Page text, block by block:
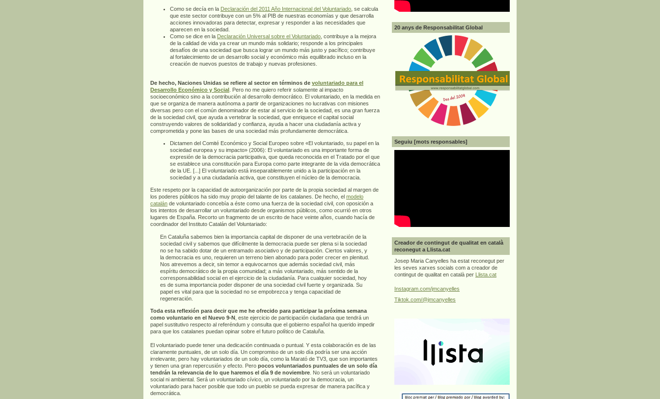
Como se decía en la Declaración del 2011 Año Internacional del Voluntariado , se calcula
que este sector contribuye con un 5% al PIB de nuestras economías y que desarrolla
acciones innovadoras para detectar, expresar y responder a las necesidades que
aparecen en la sociedad.
Como se dice en la Declaración Universal sobre el Voluntariado , contribuye a la mejora
de la calidad de vida ya crear un mundo más solidario; responde a los principales
desafíos de una sociedad que busca lograr un mundo más justo y pacífico; contribuye
al fortalecimiento de un desarrollo social y económico más equilibrado incluso en la
creación de nuevos puestos de trabajo y nuevas profesiones.
De hecho, Naciones Unidas se refiere al sector en términos de voluntariado para el
Desarrollo Económico y Social . Pero no me quiero referir solamente al impacto
socioeconómico sino a la contribución al desarrollo democrático. El voluntariado, en la medida en
que se organiza de manera autónoma a partir de organizaciones no lucrativas con misiones
diversas pero con el común denominador de estar al servicio de la sociedad, es una gran fuerza
de la sociedad civil, que ayuda a vertebrar la sociedad, que enriquece el capital social
construyendo valores de solidaridad y confianza, ayuda a hacer una ciudadanía activa y
comprometida y pone las bases de una sociedad más profundamente democrática.
Dictamen del Comité Económico y Social Europeo sobre «El voluntariado, su papel en la
sociedad europea y su impacto» (2006): El voluntariado es una importante forma de
expresión de la democracia participativa, que queda reconocida en el Tratado por el que
se establece una constitución para Europa como parte integrante de la vida democrática
de la UE. [...] El voluntariado está inseparablemente unido a la participación en la
sociedad y a una ciudadanía activa, que constituyen el núcleo de la democracia.
Este respeto por la capacidad de autoorganización por parte de la propia sociedad al margen de
los poderes públicos ha sido muy propio del talante de los catalanes. De hecho, el modelo
catalán de voluntariado concebía a éste como una fuerza de la sociedad civil, con oposición a
los intentos de desarrollar un voluntariado desde organismos públicos, como ocurrió en otros
lugares de España. Recorto un fragmento de un escrito de hace veinte años, cuando hacía de
coordinador del Instituto Catalán del Voluntariado:
En Cataluña sabemos bien la importancia capital de disponer de una vertebración de la
sociedad civil y sabemos que difícilmente la democracia puede ser plena si la sociedad
no se ha sabido dotar de un entramado asociativo y de participación. Ciertos valores, y
la democracia es uno, requieren un terreno bien abonado para poder crecer en plenitud.
Nos atrevemos a decir, sin temor a equivocarnos que además sociedad civil, más
espíritu democrático de la propia comunidad; a más voluntariado, más sentido de la
corresponsabilidad social en el ejercicio de la ciudadanía. Para cualquier sociedad, hoy
es de suma importancia poder disponer de una sociedad civil fuerte y organizada. Su
papel es vital para que la sociedad no se empobrezca y tenga capacidad de
regeneración.
Toda esta reflexión para decir que me he ofrecido para participar la próxima semana
como voluntario en el Nuevo 9-N , este ejercicio de participación ciudadana que tendrá un
papel sustitutivo respecto al referéndum y consulta que el gobierno español ha querido impedir
para que los catalanes puedan opinar sobre el futuro político de Cataluña.
El voluntariado puede tener una dedicación continuada o puntual. Y esta colaboración es de las
claramente puntuales, de un solo día. Un compromiso de un solo día podría ser una acción
irrelevante, pero hay voluntariados de un solo día, como la Marató de TV3, que son importantes
y tienen una gran repercusión y efecto. Pero pocos voluntariados puntuales de un solo día
tendrán la relevancia de lo que haremos el día 9 de noviembre . No será un voluntariado
social ni ambiental. Será un voluntariado cívico, un voluntariado por la democracia, un
voluntariado para hacer posible que todo un pueblo se pueda expresar de manera pacífica y
democrática.
20 anys de Responsabilitat Global
Seguiu [mots responsables]
Creador de contingut de qualitat en català
reconegut a Llista.cat
Josep Maria Canyelles ha estat reconegut per
les seves xarxes socials com a creador de
contingut de qualitat en català per
Llista.cat
Instagram.com/jmcanyelles
Tiktok.com/@jmcanyelles